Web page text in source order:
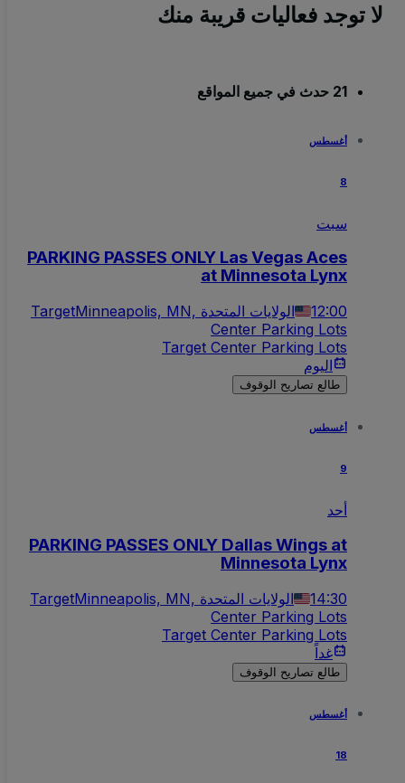
لا توجد فعاليات قريبة منك
21 حدث في جميع المواقع
أغسطس
8
سبت
PARKING PASSES ONLY Las Vegas Aces
at Minnesota Lynx
12:00 Minneapolis, MN, الولايات المتحدة
Target
Center Parking Lots
Target Center Parking Lots
اليوم
طالع تصاريح الوقوف
أغسطس
9
أحد
PARKING PASSES ONLY Dallas Wings at
Minnesota Lynx
14:30 Minneapolis, MN, الولايات المتحدة
Target
Center Parking Lots
Target Center Parking Lots
غداً
طالع تصاريح الوقوف
أغسطس
18